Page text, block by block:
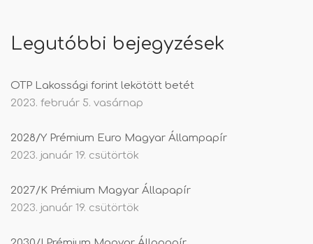
Legutóbbi bejegyzések
OTP Lakossági forint lekötött betét
2023. február 5. vasárnap
2028/Y Prémium Euro Magyar Állampapír
2023. január 19. csütörtök
2027/K Prémium Magyar Állapapír
2023. január 19. csütörtök